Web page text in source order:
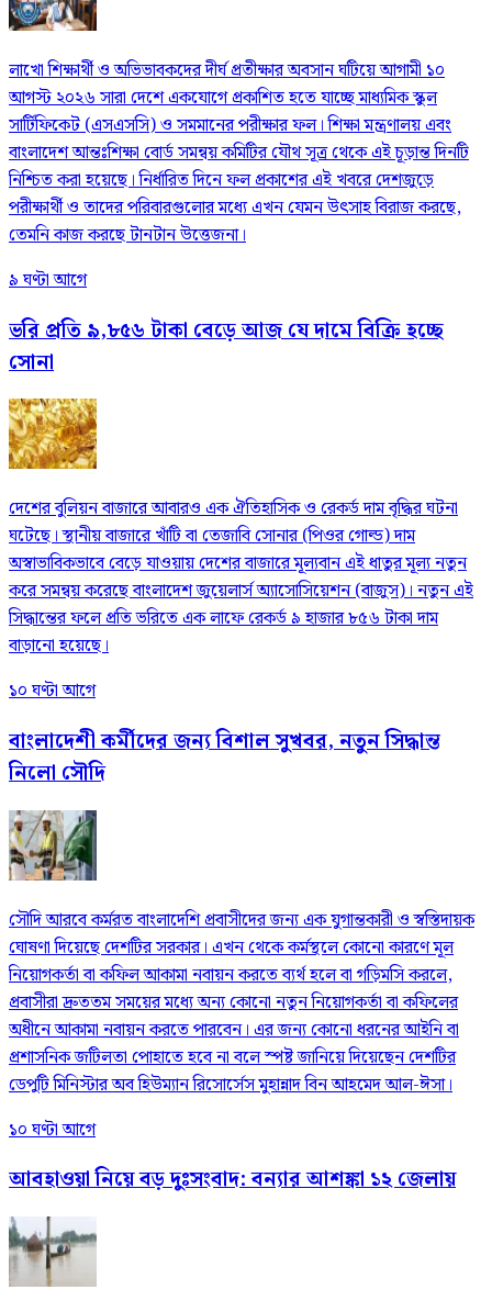
লাখো শিক্ষার্থী ও অভিভাবকদের দীর্ঘ প্রতীক্ষার অবসান ঘটিয়ে আগামী ১০
আগস্ট ২০২৬ সারা দেশে একযোগে প্রকাশিত হতে যাচ্ছে মাধ্যমিক স্কুল
সার্টিফিকেট (এসএসসি) ও সমমানের পরীক্ষার ফল। শিক্ষা মন্ত্রণালয় এবং
বাংলাদেশ আন্তঃশিক্ষা বোর্ড সমন্বয় কমিটির যৌথ সূত্র থেকে এই চূড়ান্ত দিনটি
নিশ্চিত করা হয়েছে। নির্ধারিত দিনে ফল প্রকাশের এই খবরে দেশজুড়ে
পরীক্ষার্থী ও তাদের পরিবারগুলোর মধ্যে এখন যেমন উৎসাহ বিরাজ করছে,
তেমনি কাজ করছে টানটান উত্তেজনা।
৯ ঘণ্টা আগে
ভরি প্রতি ৯,৮৫৬ টাকা বেড়ে আজ যে দামে বিক্রি হচ্ছে
সোনা
দেশের বুলিয়ন বাজারে আবারও এক ঐতিহাসিক ও রেকর্ড দাম বৃদ্ধির ঘটনা
ঘটেছে। স্থানীয় বাজারে খাঁটি বা তেজাবি সোনার (পিওর গোল্ড) দাম
অস্বাভাবিকভাবে বেড়ে যাওয়ায় দেশের বাজারে মূল্যবান এই ধাতুর মূল্য নতুন
করে সমন্বয় করেছে বাংলাদেশ জুয়েলার্স অ্যাসোসিয়েশন (বাজুস)। নতুন এই
সিদ্ধান্তের ফলে প্রতি ভরিতে এক লাফে রেকর্ড ৯ হাজার ৮৫৬ টাকা দাম
বাড়ানো হয়েছে।
১০ ঘণ্টা আগে
বাংলাদেশী কর্মীদের জন্য বিশাল সুখবর, নতুন সিদ্ধান্ত
নিলো সৌদি
সৌদি আরবে কর্মরত বাংলাদেশি প্রবাসীদের জন্য এক যুগান্তকারী ও স্বস্তিদায়ক
ঘোষণা দিয়েছে দেশটির সরকার। এখন থেকে কর্মস্থলে কোনো কারণে মূল
নিয়োগকর্তা বা কফিল আকামা নবায়ন করতে ব্যর্থ হলে বা গড়িমসি করলে,
প্রবাসীরা দ্রুততম সময়ের মধ্যে অন্য কোনো নতুন নিয়োগকর্তা বা কফিলের
অধীনে আকামা নবায়ন করতে পারবেন। এর জন্য কোনো ধরনের আইনি বা
প্রশাসনিক জটিলতা পোহাতে হবে না বলে স্পষ্ট জানিয়ে দিয়েছেন দেশটির
ডেপুটি মিনিস্টার অব হিউম্যান রিসোর্সেস মুহান্নাদ বিন আহমেদ আল-ঈসা।
১০ ঘণ্টা আগে
আবহাওয়া নিয়ে বড় দুঃসংবাদ: বন্যার আশঙ্কা ১২ জেলায়